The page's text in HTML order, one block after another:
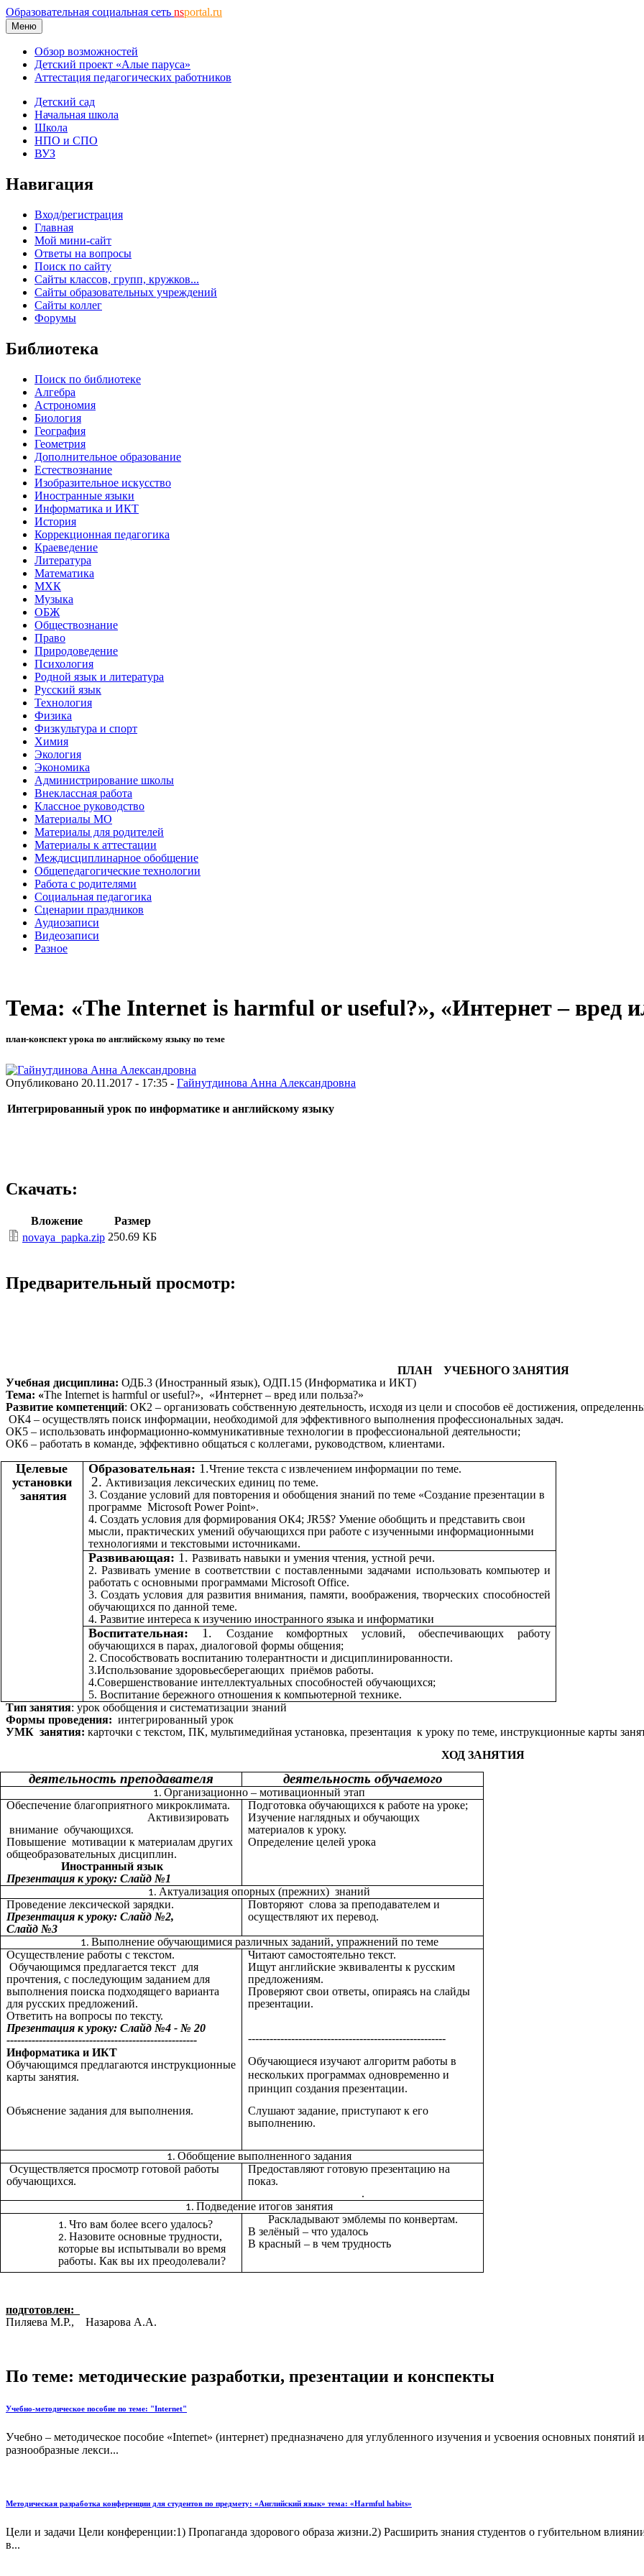
Образовательная социальная сеть nsportal.ru
Меню
Обзор возможностей
Детский проект «Алые паруса»
Аттестация педагогических работников
Детский сад
Начальная школа
Школа
НПО и СПО
ВУЗ
Навигация
Вход/регистрация
Главная
Мой мини-сайт
Ответы на вопросы
Поиск по сайту
Сайты классов, групп, кружков...
Сайты образовательных учреждений
Сайты коллег
Форумы
Библиотека
Поиск по библиотеке
Алгебра
Астрономия
Биология
География
Геометрия
Дополнительное образование
Естествознание
Изобразительное искусство
Иностранные языки
Информатика и ИКТ
История
Коррекционная педагогика
Краеведение
Литература
Математика
МХК
Музыка
ОБЖ
Обществознание
Право
Природоведение
Психология
Родной язык и литература
Русский язык
Технология
Физика
Физкультура и спорт
Химия
Экология
Экономика
Администрирование школы
Внеклассная работа
Классное руководство
Материалы МО
Материалы для родителей
Материалы к аттестации
Междисциплинарное обобщение
Общепедагогические технологии
Работа с родителями
Социальная педагогика
Сценарии праздников
Аудиозаписи
Видеозаписи
Разное
Тема: «The Internet is harmful or useful?», «Интернет – вред
план-конспект урока по английскому языку по теме
Опубликовано 20.11.2017 - 17:35 - Гайнутдинова Анна Александровна
Интегрированный урок по информатике и английскому языку
Скачать:
Вложение
Размер
novaya_papka.zip 250.69 КБ
Предварительный просмотр:
ПЛАН УЧЕБНОГО ЗАНЯТИЯ
Учебная дисциплина: ОДБ.3 (Иностранный язык), ОДП.15 (Информатика и ИКТ)
Тема: «The Internet is harmful or useful?», «Интернет – вред или польза?»
Развитие компетенций: ОК2 – организовать собственную деятельность, исходя из цели и способов её достижения,
ОК4 – осуществлять поиск информации, необходимой для эффективного выполнения профессиональных задач.
ОК5 – использовать информационно-коммуникативные технологии в профессиональной деятельности;
ОК6 – работать в команде, эффективно общаться с коллегами, руководством, клиентами.
Целевые
установки
занятия
Образовательная: 1.Чтение текста с извлечением информации по теме.
2. Активизация лексических единиц по теме.
3. Создание условий для повторения и обобщения знаний по теме «Создание презентации в
программе Microsoft Power Point».
4. Создать условия для формирования ОК4; JR5$? Умение обобщить и представить свои
мысли, практических умений обучающихся при работе с изученными информационными
технологиями и текстовыми источниками.
Развивающая: 1. Развивать навыки и умения чтения, устной речи.
2. Развивать умение в соответствии с поставленными задачами использовать компьютер и
работать с основными программами Microsoft Office.
3. Создать условия для развития внимания, памяти, воображения, творческих способностей
обучающихся по данной теме.
4. Развитие интереса к изучению иностранного языка и информатики
Воспитательная: 1. Создание комфортных условий, обеспечивающих работу
обучающихся в парах, диалоговой формы общения;
2. Способствовать воспитанию толерантности и дисциплинированности.
3.Использование здоровьесберегающих приёмов работы.
4.Совершенствование интеллектуальных способностей обучающихся;
5. Воспитание бережного отношения к компьютерной технике.
Тип занятия: урок обобщения и систематизации знаний
Формы проведения: интегрированный урок
УМК занятия: карточки с текстом, ПК, мультимедийная установка, презентация к уроку по теме, инструкционные карты
ХОД ЗАНЯТИЯ
деятельность преподавателя деятельность обучаемого
Организационно – мотивационный этап
Обеспечение благоприятного микроклимата.
Активизировать
внимание обучающихся.
Повышение мотивации к материалам других
общеобразовательных дисциплин.
Иностранный язык
Презентация к уроку: Слайд №1
Подготовка обучающихся к работе на уроке;
Изучение наглядных и обучающих
материалов к уроку.
Определение целей урока
Актуализация опорных (прежних) знаний
Проведение лексической зарядки.
Презентация к уроку: Слайд №2,
Слайд №3
Повторяют слова за преподавателем и
осуществляют их перевод.
Выполнение обучающимися различных заданий, упражнений по теме
Осуществление работы с текстом.
Обучающимся предлагается текст для
прочтения, с последующим заданием для
выполнения поиска подходящего варианта
для русских предложений.
Ответить на вопросы по тексту.
Презентация к уроку: Слайд №4 - № 20
-----------------------------------------------------
Информатика и ИКТ
Обучающимся предлагаются инструкционные
карты занятия.
Объяснение задания для выполнения.
Читают самостоятельно текст.
Ищут английские эквиваленты к русским
предложениям.
Проверяют свои ответы, опираясь на слайды
презентации.
-------------------------------------------------------
Обучающиеся изучают алгоритм работы в
нескольких программах одновременно и
принцип создания презентации.
Слушают задание, приступают к его
выполнению.
Обобщение выполненного задания
Осуществляется просмотр готовой работы
обучающихся.
Предоставляют готовую презентацию на
показ.
.
Подведение итогов занятия
Что вам более всего удалось?
Назовите основные трудности,
которые вы испытывали во время
работы. Как вы их преодолевали?
Раскладывают эмблемы по конвертам.
В зелёный – что удалось
В красный – в чем трудность
подготовлен:
Пиляева М.Р., Назарова А.А.
По теме: методические разработки, презентации и конспекты
Учебно-методическое пособие по теме: "Internet"
Учебно – методическое пособие «Internet» (интернет) предназначено для углубленного изучения и усвоения основных
разнообразные лекси...
Методическая разработка конференции для студентов по предмету: «Английский язык» тема: «Harmful habits»
Цели и задачи Цели конференции:1) Пропаганда здорового образа жизни.2) Расширить знания студентов о губительном
в...